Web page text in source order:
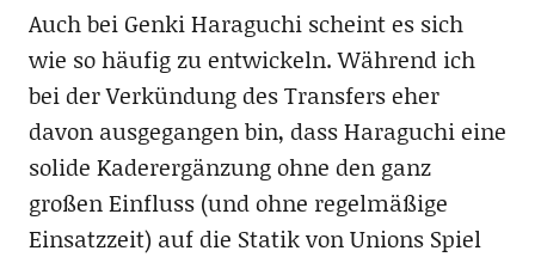
Auch bei Genki Haraguchi scheint es sich
wie so häufig zu entwickeln. Während ich
bei der Verkündung des Transfers eher
davon ausgegangen bin, dass Haraguchi eine
solide Kaderergänzung ohne den ganz
großen Einfluss (und ohne regelmäßige
Einsatzzeit) auf die Statik von Unions Spiel